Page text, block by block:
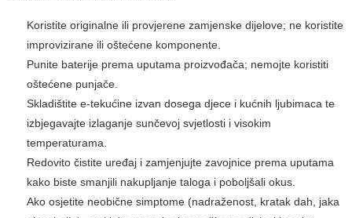
Koristite originalne ili provjerene zamjenske dijelove; ne koristite
improvizirane ili oštećene komponente.
Punite baterije prema uputama proizvođača; nemojte koristiti
oštećene punjače.
Skladištite e-tekućine izvan dosega djece i kućnih ljubimaca te
izbjegavajte izlaganje sunčevoj svjetlosti i visokim
temperaturama.
Redovito čistite uređaj i zamjenjujte zavojnice prema uputama
kako biste smanjili nakupljanje taloga i poboljšali okus.
Ako osjetite neobične simptome (nadraženost, kratak dah, jaka